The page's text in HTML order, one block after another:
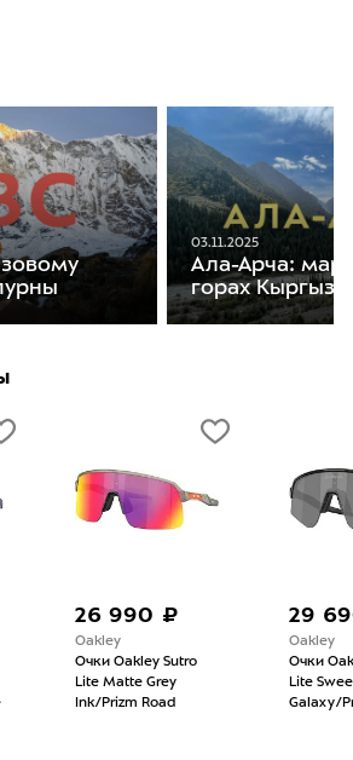
03.11.2025
Ала-Арча:
горах
26 990 ₽
Oakley
Очки Oakley Sutro
Lite Matte Grey
Ink/Prizm Road
29
Oakley
Очки
Lite
Galaxy/